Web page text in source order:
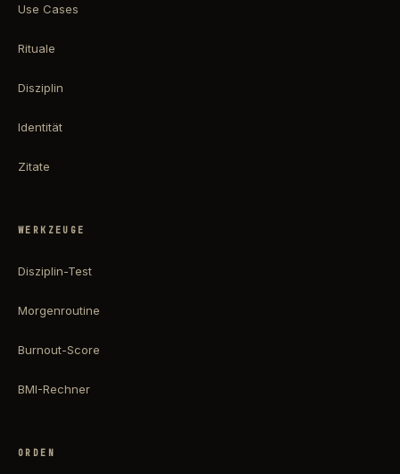
Use Cases
Rituale
Disziplin
Identität
Zitate
WERKZEUGE
Disziplin-Test
Morgenroutine
Burnout-Score
BMI-Rechner
ORDEN